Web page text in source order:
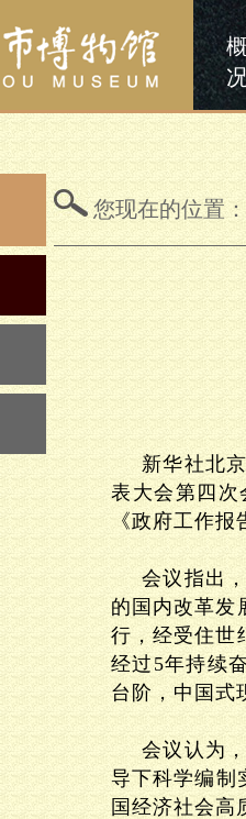
您现在的位置：
新华社北
表大会第四
《政府工作报
会议指出
的国内改革发
行，经受住世
经过5年持续
台阶，中国式
会议认为
导下科学编制
国经济社会高